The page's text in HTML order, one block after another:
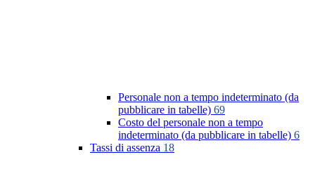
Personale non a tempo indeterminato (da
pubblicare in tabelle) 69
Costo del personale non a tempo
indeterminato (da pubblicare in tabelle) 6
Tassi di assenza 18